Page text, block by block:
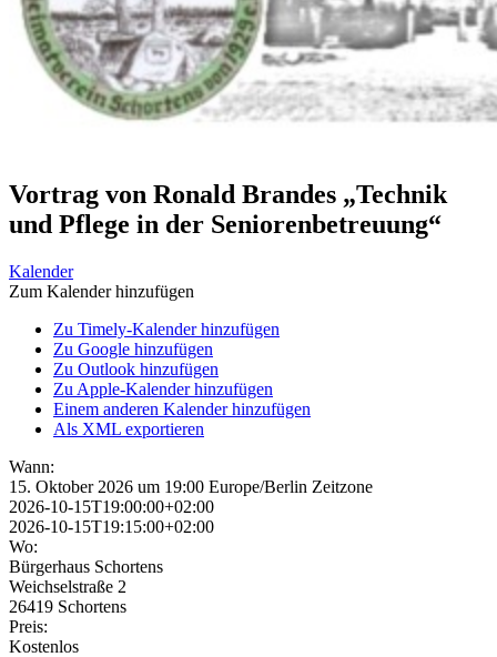
Vortrag von Ronald Brandes „Technik
und Pflege in der Seniorenbetreuung“
Kalender
Zum Kalender hinzufügen
Zu Timely-Kalender hinzufügen
Zu Google hinzufügen
Zu Outlook hinzufügen
Zu Apple-Kalender hinzufügen
Einem anderen Kalender hinzufügen
Als XML exportieren
Wann:
15. Oktober 2026 um 19:00 Europe/Berlin Zeitzone
2026-10-15T19:00:00+02:00
2026-10-15T19:15:00+02:00
Wo:
Bürgerhaus Schortens
Weichselstraße 2
26419 Schortens
Preis:
Kostenlos